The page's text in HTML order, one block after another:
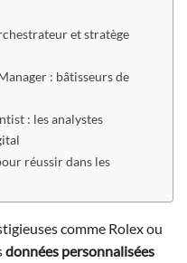
et stratège
: bâtisseurs de
: les analystes
réussir dans les
comme Rolex ou
données personnalisées